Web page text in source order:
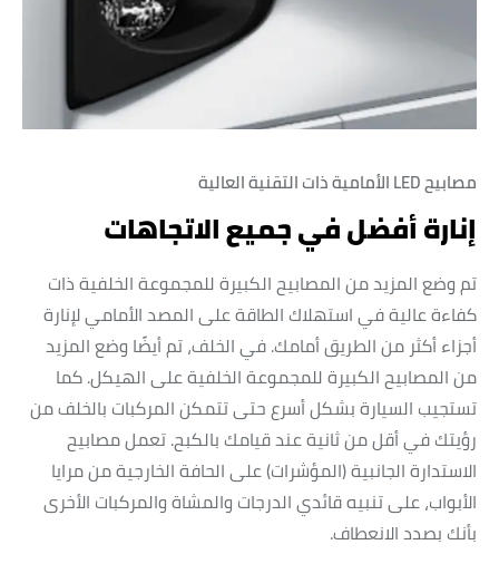
مصابيح LED الأمامية ذات التقنية العالية
إنارة أفضل في جميع الاتجاهات
تم وضع المزيد من المصابيح الكبيرة للمجموعة الخلفية ذات
كفاءة عالية في استهلاك الطاقة على المصد الأمامي لإنارة
أجزاء أكثر من الطريق أمامك. في الخلف، تم أيضًا وضع المزيد
من المصابيح الكبيرة للمجموعة الخلفية على الهيكل. كما
تستجيب السيارة بشكل أسرع حتى تتمكن المركبات بالخلف من
رؤيتك في أقل من ثانية عند قيامك بالكبح. تعمل مصابيح
الاستدارة الجانبية (المؤشرات) على الحافة الخارجية من مرايا
الأبواب، على تنبيه قائدي الدرجات والمشاة والمركبات الأخرى
بأنك بصدد الانعطاف.